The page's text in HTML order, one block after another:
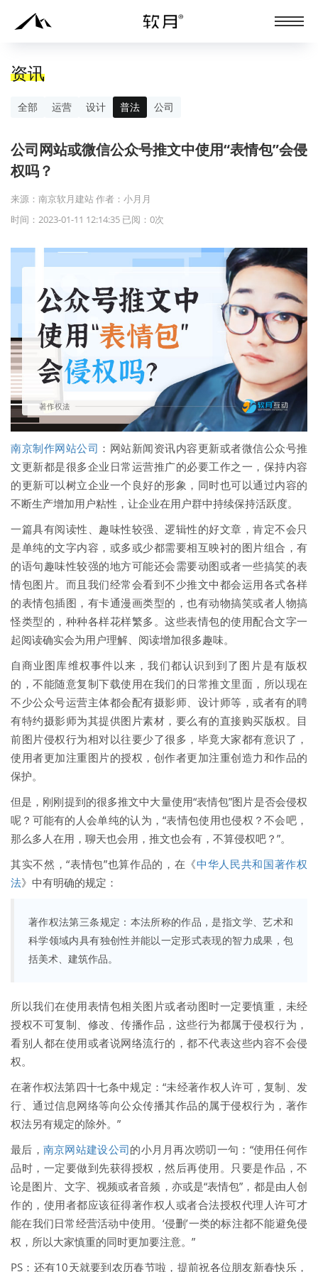
资讯
全部 运营 设计 普法 公司
公司网站或微信公众号推文中使用“表情包”会侵
权吗？
来源：南京软月建站 作者：小月月
时间：2023-01-11 12:14:35 已阅： 0次
南京制作网站公司 ：网站新闻资讯内容更新或者微信公众号推
文更新都是很多企业日常运营推广的必要工作之一，保持内容
的更新可以树立企业一个良好的形象，同时也可以通过内容的
不断生产增加用户粘性，让企业在用户群中持续保持活跃度。
一篇具有阅读性、趣味性较强、逻辑性的好文章，肯定不会只
是单纯的文字内容，或多或少都需要相互映衬的图片组合，有
的语句趣味性较强的地方可能还会需要动图或者一些搞笑的表
情包图片。而且我们经常会看到不少推文中都会运用各式各样
的表情包插图，有卡通漫画类型的，也有动物搞笑或者人物搞
怪类型的，种种各样花样繁多。这些表情包的使用配合文字一
起阅读确实会为用户理解、阅读增加很多趣味。
自商业图库维权事件以来，我们都认识到到了图片是有版权
的，不能随意复制下载使用在我们的日常推文里面，所以现在
不少公众号运营主体都会配有摄影师、设计师等，或者有的聘
有特约摄影师为其提供图片素材，要么有的直接购买版权。目
前图片侵权行为相对以往要少了很多，毕竟大家都有意识了，
使用者更加注重图片的授权，创作者更加注重创造力和作品的
保护。
但是，刚刚提到的很多推文中大量使用“表情包”图片是否会侵权
呢？可能有的人会单纯的认为，“表情包使用也侵权？不会吧，
那么多人在用，聊天也会用，推文也会有，不算侵权吧？”。
其实不然，“表情包”也算作品的，在《中华人民共和国著作权
法》中有明确的规定：
著作权法第三条规定：本法所称的作品，是指文学、艺术和
科学领域内具有独创性并能以一定形式表现的智力成果，包
括美术、建筑作品。
所以我们在使用表情包相关图片或者动图时一定要慎重，未经
授权不可复制、修改、传播作品，这些行为都属于侵权行为，
看别人都在使用或者说网络流行的，都不代表这些内容不会侵
权。
在著作权法第四十七条中规定：“未经著作权人许可，复制、发
行、通过信息网络等向公众传播其作品的属于侵权行为，著作
权法另有规定的除外。”
最后， 南京网站建设公司的小月月再次唠叨一句：“使用任何作
品时，一定要做到先获得授权，然后再使用。只要是作品，不
论是图片、文字、视频或者音频，亦或是“表情包”，都是由人创
作的，使用者都应该征得著作权人或者合法授权代理人许可才
能在我们日常经营活动中使用。‘侵删’一类的标注都不能避免侵
权，所以大家慎重的同时更加要注意。”
PS：还有10天就要到农历春节啦，提前祝各位朋友新春快乐，